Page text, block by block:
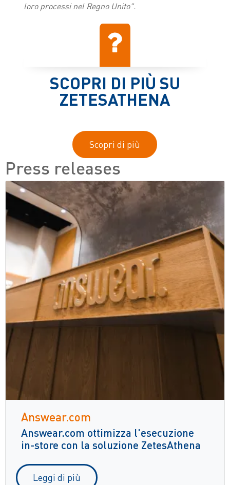
loro processi nel Regno Unito".
SCOPRI DI PIÙ SU
ZETESATHENA
Scopri di più
Press releases
Answear.com
Answear.com ottimizza l'esecuzione
in-store con la soluzione ZetesAthena
Leggi di più